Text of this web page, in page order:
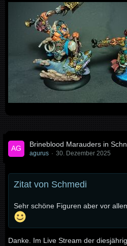
Brineblood Marauders in
agurus 30. Dezember 2025
Zitat von Schmedi
Sehr schöne Figuren aber vor
Danke. Im Live Stream der